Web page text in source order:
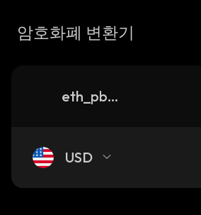
암호화폐 변환기
eth_pbsdf_0x5bb557ccd6d78b22eee41fc6de1f3e7d8a564ad5
USD